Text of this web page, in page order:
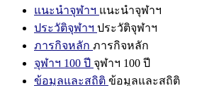
แนะนำจุฬาฯ แนะนำจุฬาฯ
ประวัติจุฬาฯ ประวัติจุฬาฯ
ภารกิจหลัก ภารกิจหลัก
จุฬาฯ 100 ปี จุฬาฯ 100 ปี
ข้อมูลและสถิติ ข้อมูลและสถิติ